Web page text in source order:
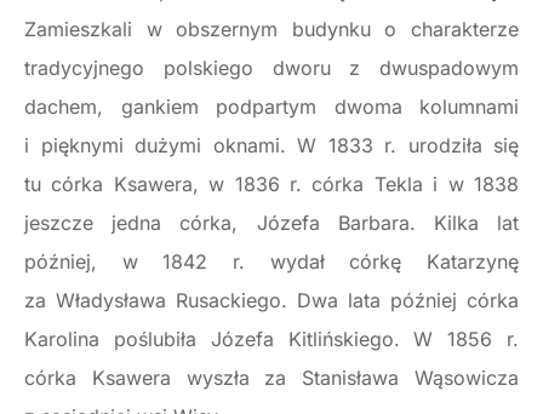
Zamieszkali w obszernym budynku o charakterze
tradycyjnego polskiego dworu z dwuspadowym
dachem, gankiem podpartym dwoma kolumnami
i pięknymi dużymi oknami. W 1833 r. urodziła się
tu córka Ksawera, w 1836 r. córka Tekla i w 1838
jeszcze jedna córka, Józefa Barbara. Kilka lat
później, w 1842 r. wydał córkę Katarzynę
za Władysława Rusackiego. Dwa lata później córka
Karolina poślubiła Józefa Kitlińskiego. W 1856 r.
córka Ksawera wyszła za Stanisława Wąsowicza